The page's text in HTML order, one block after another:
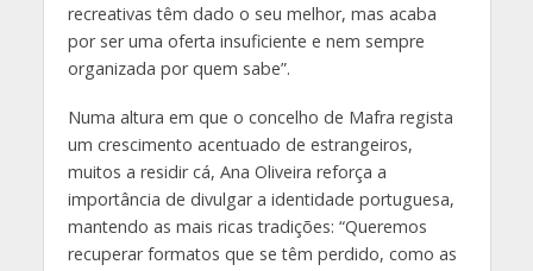
recreativas têm dado o seu melhor, mas acaba
por ser uma oferta insuficiente e nem sempre
organizada por quem sabe”.
Numa altura em que o concelho de Mafra regista
um crescimento acentuado de estrangeiros,
muitos a residir cá, Ana Oliveira reforça a
importância de divulgar a identidade portuguesa,
mantendo as mais ricas tradições: “Queremos
recuperar formatos que se têm perdido, como as